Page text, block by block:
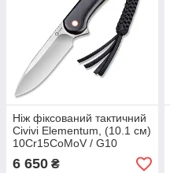
Ніж фіксований тактичний
Civivi Elementum, (10.1 см)
10Cr15CoMoV / G10
чорний
6 650 ₴